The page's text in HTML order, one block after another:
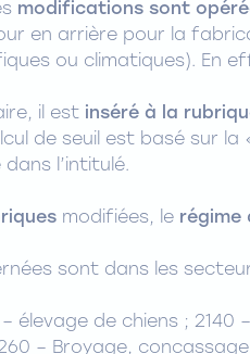
modifications sont
en arrière pour la
ou climatiques). En
il est inséré à la
de seuil est basé sur
l’intitulé.
modifiées, le régime
sont dans les
– élevage de chiens ;
– Broyage,